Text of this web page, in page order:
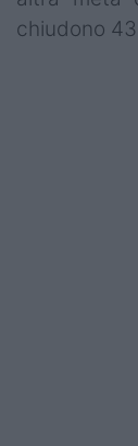
chiudono